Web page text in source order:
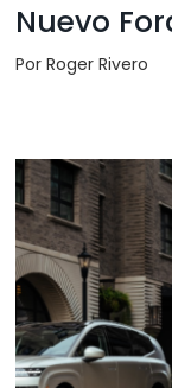
Nuevo
Por Roger Rivero